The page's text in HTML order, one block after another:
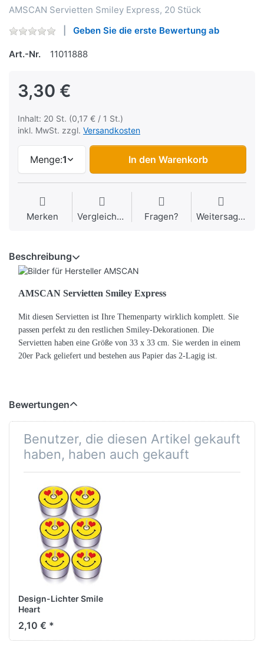
AMSCAN Servietten Smiley Express, 20 Stück
Geben Sie die erste Bewertung ab
Art.-Nr. 11011888
3,30 €
Inhalt: 20 St. (0,17 € / 1 St.)
inkl. MwSt. zzgl. Versandkosten
Menge:1 In den Warenkorb
Merken Vergleichen Fragen? Weitersagen
Beschreibung
AMSCAN Servietten Smiley Express
Mit diesen Servietten ist Ihre Themenparty wirklich komplett. Sie
passen perfekt zu den restlichen Smiley-Dekorationen. Die
Servietten haben eine Größe von 33 x 33 cm. Sie werden in einem
20er Pack geliefert und bestehen aus Papier das 2-Lagig ist.
Bewertungen
Benutzer, die diesen Artikel gekauft
haben, haben auch gekauft
Design-Lichter Smile
Heart
2,10 € *